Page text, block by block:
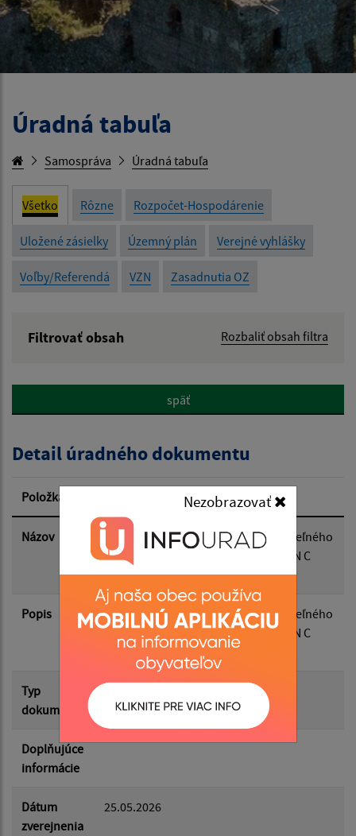
Nezobrazovať
Úradná tabuľa
Samospráva Úradná tabuľa
Všetko Rôzne Rozpočet-Hospodárenie
Uložené zásielky Územný plán Verejné vyhlášky
Voľby/Referendá VZN Zasadnutia OZ
Filtrovať obsah Rozbaliť obsah filtra
Popis:
Dátum zverejnenia od:
Dátum zverejnenia do:
Filtrovať Reset
späť
Detail úradného dokumentu
Položka
Názov
Zverejnenie zámeru predaja nehnuteľného
majetku obce Kapušany pozemok KN C
par.č. 1056 k.ú. Kapušany
Popis
Zverejnenie zámeru predaja nehnuteľného
majetku obce Kapušany pozemok KN C
par.č. 1056 k.ú. Kapušany
Typ
dokumentu
Doplňujúce
informácie
Dátum
zverejnenia
25.05.2026